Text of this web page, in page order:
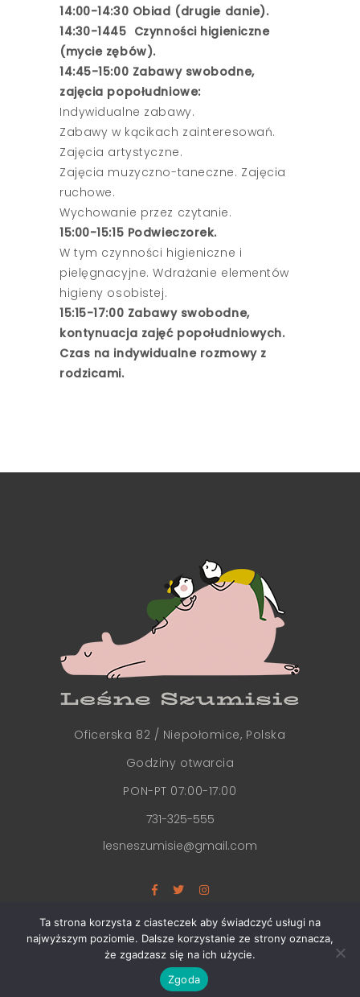
14:00-14:30 Obiad (drugie danie).
14:30-1445 Czynności higieniczne
(mycie zębów).
14:45-15:00 Zabawy swobodne,
zajęcia popołudniowe:
Indywidualne zabawy.
Zabawy w kącikach zainteresowań.
Zajęcia artystyczne.
Zajęcia muzyczno-taneczne. Zajęcia
ruchowe.
Wychowanie przez czytanie.
15:00-15:15 Podwieczorek.
W tym czynności higieniczne i
pielęgnacyjne. Wdrażanie elementów
higieny osobistej.
15:15-17:00 Zabawy swobodne,
kontynuacja zajęć popołudniowych.
Czas na indywidualne rozmowy z
rodzicami.
Oficerska 82 / Niepołomice, Polska
Godziny otwarcia
PON-PT 07:00-17:00
731-325-555
lesneszumisie@gmail.com
COPYRIGHT 2021 @ LEŚNESZUMISIE
Ta strona korzysta z ciasteczek aby świadczyć usługi na
najwyższym poziomie. Dalsze korzystanie ze strony oznacza,
że zgadzasz się na ich użycie.
Zgoda